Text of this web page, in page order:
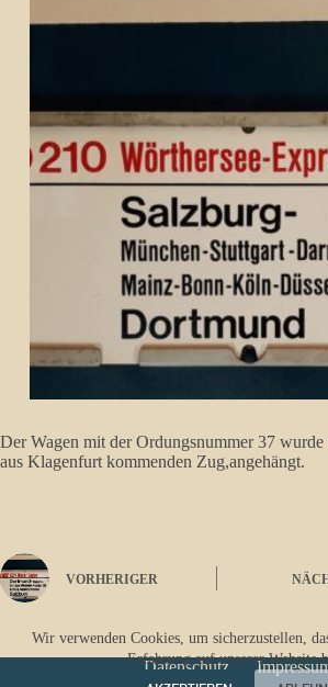
Wir verwenden Cookies, um sicherzustellen,
Erfahrung auf unserer Website
Der Wagen mit der Ordungsnummer 37 wurde
aus Klagenfurt kommenden Zug,angehängt.
VORHERIGER
Datenschutz